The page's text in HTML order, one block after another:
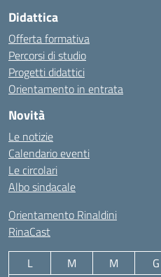
Didattica
Offerta formativa
Percorsi di studio
Progetti didattici
Orientamento in entrata
Novità
Le notizie
Calendario eventi
Le circolari
Albo sindacale
Orientamento Rinaldini
RinaCast
L M M G